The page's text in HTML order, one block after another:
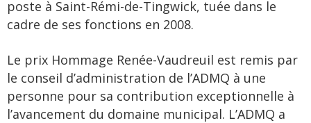
poste à Saint-Rémi-de-Tingwick, tuée dans le
cadre de ses fonctions en 2008.
Le prix Hommage Renée-Vaudreuil est remis par
le conseil d’administration de l’ADMQ à une
personne pour sa contribution exceptionnelle à
l’avancement du domaine municipal. L’ADMQ a